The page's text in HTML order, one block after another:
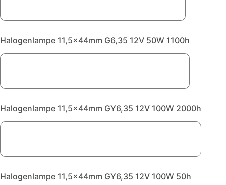
Halogenlampe 11,5x44mm G6,35 12V 50W 1100h
Halogenlampe 11,5x44mm GY6,35 12V 100W 2000h
Halogenlampe 11,5x44mm GY6,35 12V 100W 50h